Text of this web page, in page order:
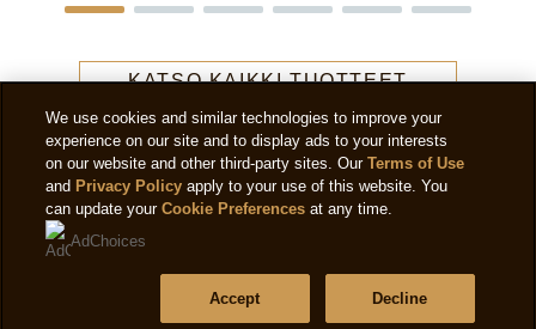
KATSO KAIKKI TUOTTEET
We use cookies and similar technologies to improve your
experience on our site and to display ads to your interests
on our website and other third-party sites. OurTerms of Use
and Privacy Policy apply to your use of this website. You
can update yourCookie Preferences at any time.
AdChoices
Decline
Accept